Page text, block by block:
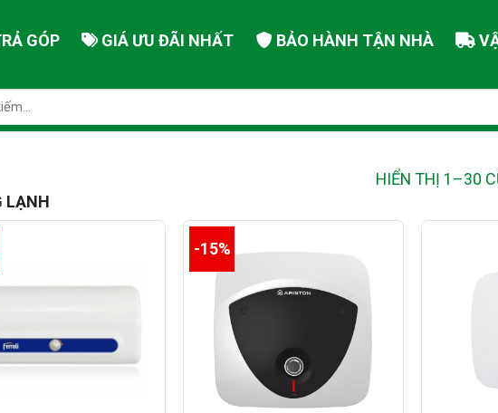
GÓP GIÁ ƯU ĐÃI NHẤT BẢO HÀNH TẬN NHÀ
LẠNH
HIỂN THỊ 1–30
-15%